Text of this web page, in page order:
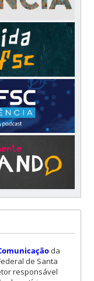
da
de Santa
responsável